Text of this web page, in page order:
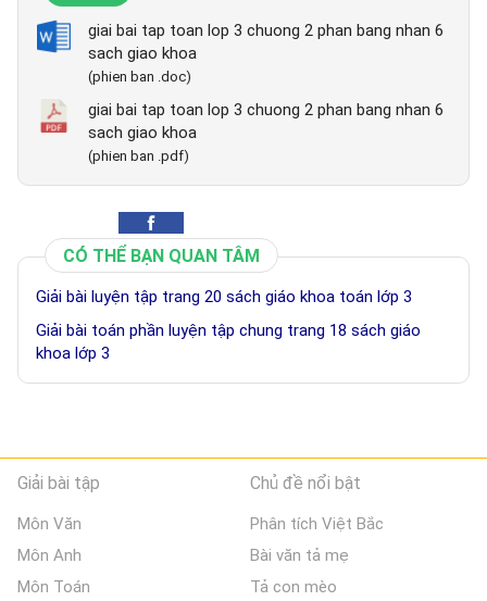
giai bai tap toan lop 3 chuong 2 phan bang nhan 6
sach giao khoa
(phien ban .doc)
giai bai tap toan lop 3 chuong 2 phan bang nhan 6
sach giao khoa
(phien ban .pdf)
CÓ THỂ BẠN QUAN TÂM
Giải bài luyện tập trang 20 sách giáo khoa toán lớp 3
Giải bài toán phần luyện tập chung trang 18 sách giáo
khoa lớp 3
Giải bài tập
Môn Văn
Môn Anh
Môn Toán
Chủ đề nổi bật
Phân tích Việt Bắc
Bài văn tả mẹ
Tả con mèo